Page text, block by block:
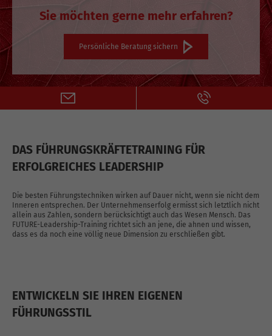
Sie möchten gerne mehr erfahren?
Persönliche Beratung sichern
DAS FÜHRUNGSKRÄFTETRAINING FÜR
ERFOLGREICHES LEADERSHIP
Die besten Führungstechniken wirken auf Dauer nicht, wenn sie nicht dem
Inneren entsprechen. Der Unternehmenserfolg ermisst sich letztlich nicht
allein aus Zahlen, sondern berücksichtigt auch das Wesen Mensch. Das
FUTURE-Leadership-Training richtet sich an jene, die ahnen und wissen,
dass es da noch eine völlig neue Dimension zu erschließen gibt.
ENTWICKELN SIE IHREN EIGENEN
FÜHRUNGSSTIL